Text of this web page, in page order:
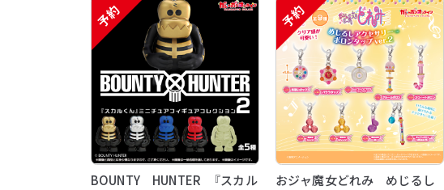
予約
BOUNTY HUNTER 『スカル
予約
おジャ魔女どれみ めじるし